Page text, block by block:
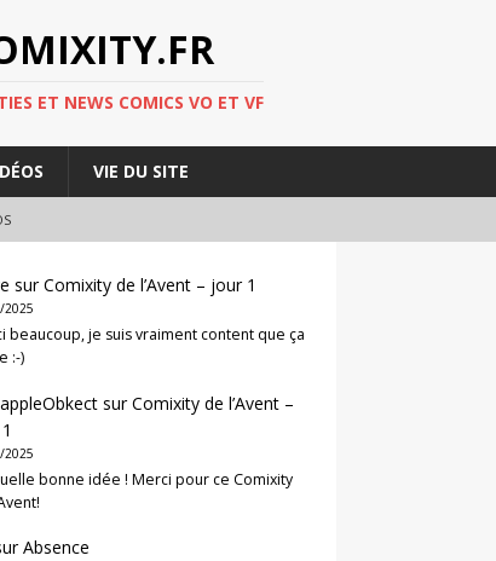
ET NEWS COMICS VO ET VF
VIE DU SITE
surComixity de l’Avent – jour 1
2025
beaucoup, je suis vraiment content que ça
:-)
surComixity de l’Avent –
2025
bonne idée ! Merci pour ce Comixity
Absence